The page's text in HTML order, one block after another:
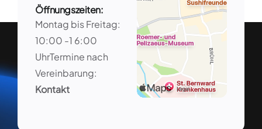
Öffnungszeiten:
Montag bis Freitag:
10:00 -1 6:00
UhrTermine nach
Vereinbarung:
Kontakt